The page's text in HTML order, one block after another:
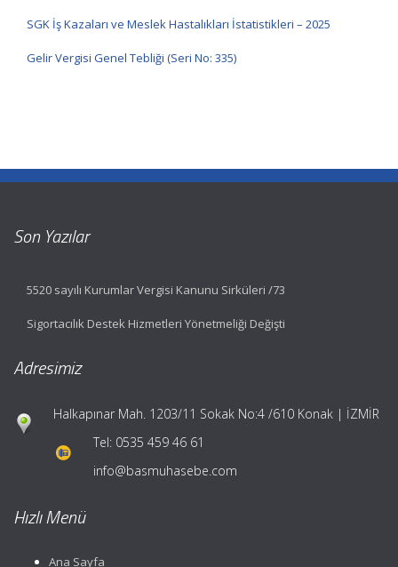
SGK İş Kazaları ve Meslek Hastalıkları İstatistikleri – 2025
Gelir Vergisi Genel Tebliği (Seri No: 335)
Son Yazılar
5520 sayılı Kurumlar Vergisi Kanunu Sirküleri /73
Sigortacılık Destek Hizmetleri Yönetmeliği Değişti
Adresimiz
Halkapınar Mah. 1203/11 Sokak No:4 /610 Konak | İZMİR
Tel: 0535 459 46 61
info@basmuhasebe.com
Hızlı Menü
Ana Sayfa